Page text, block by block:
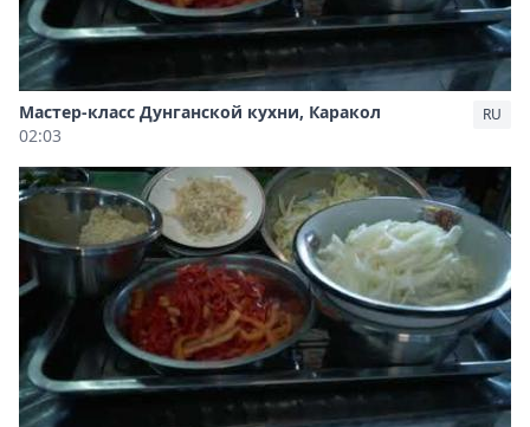
Мастер-класс Дунганской кухни, Каракол
02:03
RU